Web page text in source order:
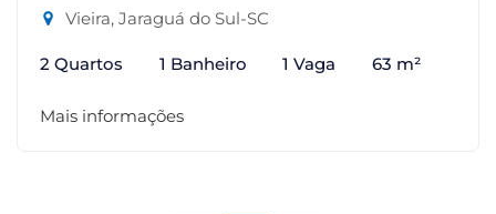
Vieira, Jaraguá do Sul-SC
2 Quartos 1 Banheiro 1 Vaga 63 m²
Mais informações